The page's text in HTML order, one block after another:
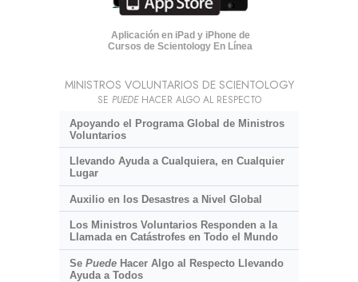
Aplicación en iPad y iPhone de
Cursos de Scientology En Línea
MINISTROS VOLUNTARIOS DE SCIENTOLOGY
SE PUEDEHACER ALGO AL RESPECTO
Apoyando el Programa Global de Ministros
Voluntarios
Llevando Ayuda a Cualquiera, en Cualquier
Lugar
Auxilio en los Desastres a Nivel Global
Los Ministros Voluntarios Responden a la
Llamada en Catástrofes en Todo el Mundo
Se PuedeHacer Algo al Respecto Llevando
Ayuda a Todos